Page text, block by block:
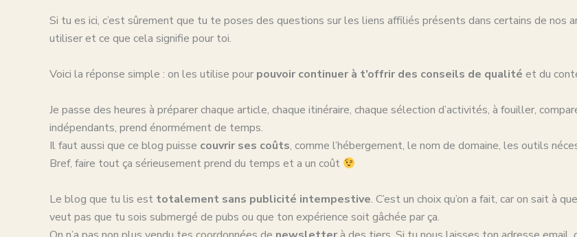
Si tu es ici, c’est sûrement que tu te poses des questions sur les liens affiliés présents dans certains de nos
utiliser et ce que cela signifie pour toi.
Voici la réponse simple : on les utilise pour pouvoir continuer à t’offrir des conseils de qualité et du
Je passe des heures à préparer chaque article, chaque itinéraire, chaque sélection d’activités, à fouiller,
indépendants, prend énormément de temps.
Il faut aussi que ce blog puisse couvrir ses coûts, comme l’hébergement, le nom de domaine, les outils
Bref, faire tout ça sérieusement prend du temps et a un coût
Le blog que tu lis est totalement sans publicité intempestive. C’est un choix qu’on a fait, car on sait à
veut pas que tu sois submergé de pubs ou que ton expérience soit gâchée par ça.